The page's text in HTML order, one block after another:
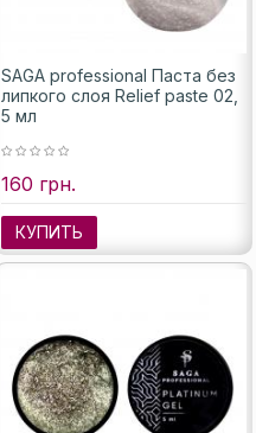
SAGA professional Паста без
липкого слоя Relief paste 02,
5 мл
160 грн.
КУПИТЬ